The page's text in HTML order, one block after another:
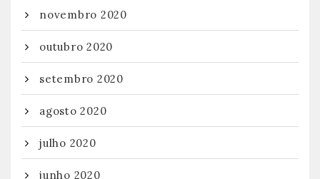
novembro 2020
outubro 2020
setembro 2020
agosto 2020
julho 2020
junho 2020